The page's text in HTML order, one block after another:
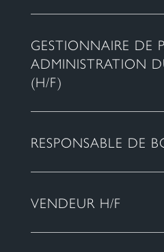
GESTIONNAIRE DE
ADMINISTRATION
(H/F)
RESPONSABLE DE
VENDEUR H/F